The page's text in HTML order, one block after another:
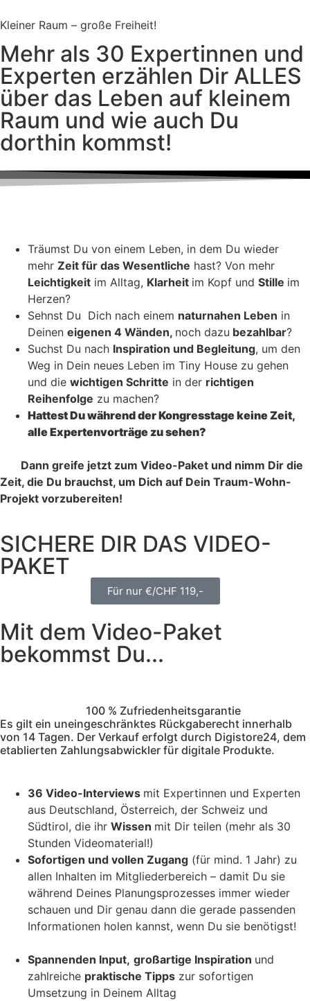
Kleiner Raum – große Freiheit!
Mehr als 30 Expertinnen und
Experten erzählen Dir ALLES
über das Leben auf kleinem
Raum und wie auch Du
dorthin kommst!
Träumst Du von einem Leben, in dem Du wieder
mehr Zeit für das Wesentliche hast? Von mehr
Leichtigkeit im Alltag, Klarheit im Kopf und Stille im
Herzen?
Sehnst Du Dich nach einem naturnahen Leben in
Deinen eigenen 4 Wänden, noch dazu bezahlbar?
Suchst Du nach Inspiration und Begleitung, um den
Weg in Dein neues Leben im Tiny House zu gehen
und die wichtigen Schritte in der richtigen
Reihenfolge zu machen?
Hattest Du während der Kongresstage keine Zeit,
alle Expertenvorträge zu sehen?
Dann greife jetzt zum Video-Paket und nimm Dir die
Zeit, die Du brauchst, um Dich auf Dein Traum-Wohn-
Projekt vorzubereiten!
SICHERE DIR DAS VIDEO-
PAKET
Für nur €/CHF 119,-
Mit dem Video-Paket
bekommst Du...
100 % Zufriedenheitsgarantie
Es gilt ein uneingeschränktes Rückgaberecht innerhalb
von 14 Tagen. Der Verkauf erfolgt durch Digistore24, dem
etablierten Zahlungsabwickler für digitale Produkte.
36 Video-Interviews mit Expertinnen und Experten
aus Deutschland, Österreich, der Schweiz und
Südtirol, die ihr Wissen mit Dir teilen (mehr als 30
Stunden Videomaterial!)
Sofortigen und vollen Zugang (für mind. 1 Jahr) zu
allen Inhalten im Mitgliederbereich – damit Du sie
während Deines Planungsprozesses immer wieder
schauen und Dir genau dann die gerade passenden
Informationen holen kannst, wenn Du sie benötigst!
Spannenden Input, großartige Inspiration und
zahlreiche praktische Tipps zur sofortigen
Umsetzung in Deinem Alltag